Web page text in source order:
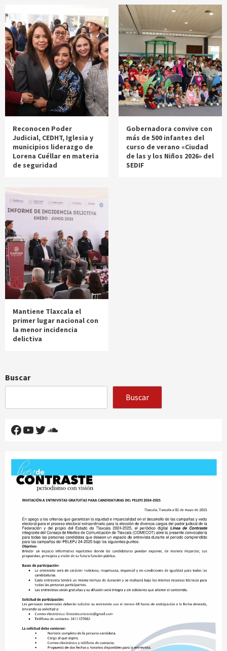
Reconocen Poder
Judicial, CEDHT, Iglesia y
municipios liderazgo de
Lorena Cuéllar en materia
de seguridad
Gobernadora convive con
más de 500 infantes del
curso de verano «Ciudad
de las y los Niños 2026» del
SEDIF
Mantiene Tlaxcala el
primer lugar nacional con
la menor incidencia
delictiva
Buscar
Buscar
Facebook
YouTube
Twitter
SoundCloud